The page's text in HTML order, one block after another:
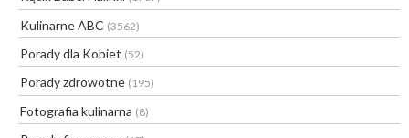
Kulinarne ABC (3562)
Porady dla Kobiet (52)
Porady zdrowotne (195)
Fotografia kulinarna (8)